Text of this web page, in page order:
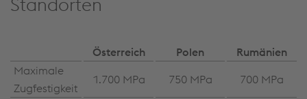
Österreich Polen
Rumänien
Maximale
Zugfestigkeit
1.700 MPa 750 MPa 700 MPa